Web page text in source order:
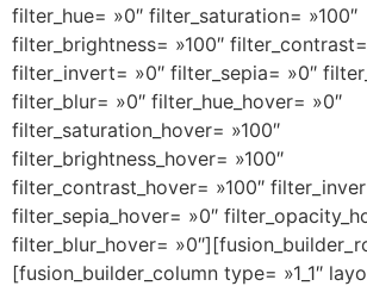
filter_hue= »0″ filter_saturation= »100″
filter_brightness= »100″
filter_invert= »0″ filter_sepia= »0″
filter_blur= »0″ filter_hue_hover= »0″
filter_saturation_hover= »100″
filter_brightness_hover= »100″
filter_contrast_hover= »100″
filter_sepia_hover= »0″
filter_blur_hover=
[fusion_builder_column type= »1_1″